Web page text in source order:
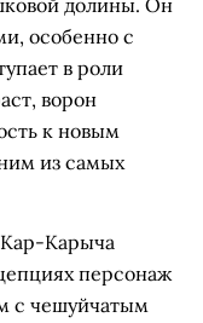
долины. Он
особенно с
в роли
ворон
к новым
из самых
Кар-Карыча
персонаж
с чешуйчатым